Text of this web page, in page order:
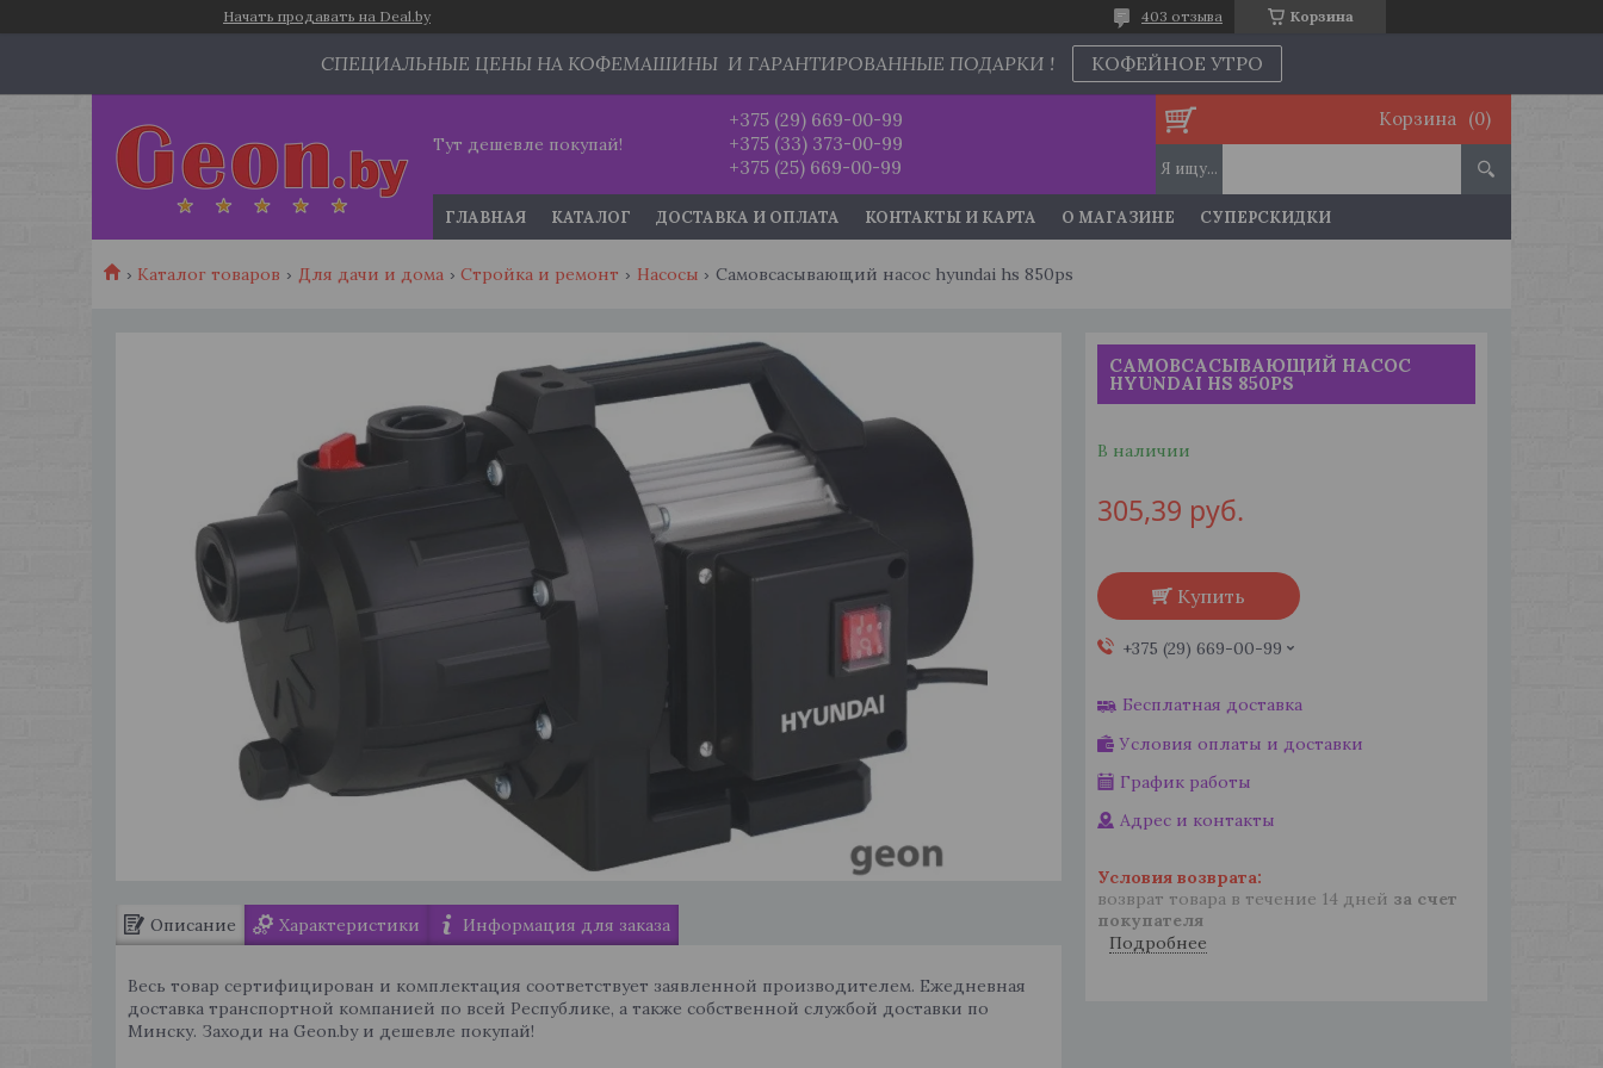
Начать продавать на Deal.by Корзина
403 отзыва
СПЕЦИАЛЬНЫЕ ЦЕНЫ НА КОФЕМАШИНЫ И ГАРАНТИРОВАННЫЕ ПОДАРКИ ! КОФЕЙНОЕ УТРО
Тут дешевле покупай!
+375 (29) 669-00-99
+375 (33) 373-00-99
+375 (25) 669-00-99
Корзина
ГЛАВНАЯ КАТАЛОГ ДОСТАВКА И ОПЛАТА КОНТАКТЫ И КАРТА О МАГАЗИНЕ СУПЕРСКИДКИ
Каталог товаров Для дачи и дома Стройка и ремонт Насосы Самовсасывающий насос hyundai hs 850ps
Описание Характеристики Информация для заказа
Весь товар сертифицирован и комплектация соответствует заявленной производителем. Ежедневная
доставка транспортной компанией по всей Республике, а также собственной службой доставки по
Минску. Заходи на Geon.by и дешевле покупай!
САМОВСАСЫВАЮЩИЙ НАСОС
HYUNDAI HS 850PS
В наличии
305,39 руб.
Купить
+375 (29) 669-00-99
Бесплатная доставка
Условия оплаты и доставки
График работы
Адрес и контакты
возврат товара в течение 14 дней за счет
покупателя
Подробнее